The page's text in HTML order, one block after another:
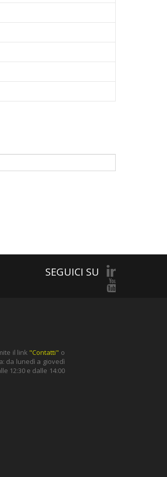
SEGUICI SU
il link "Contatti" o
da lunedì a giovedì
12:30 e dalle 14:00